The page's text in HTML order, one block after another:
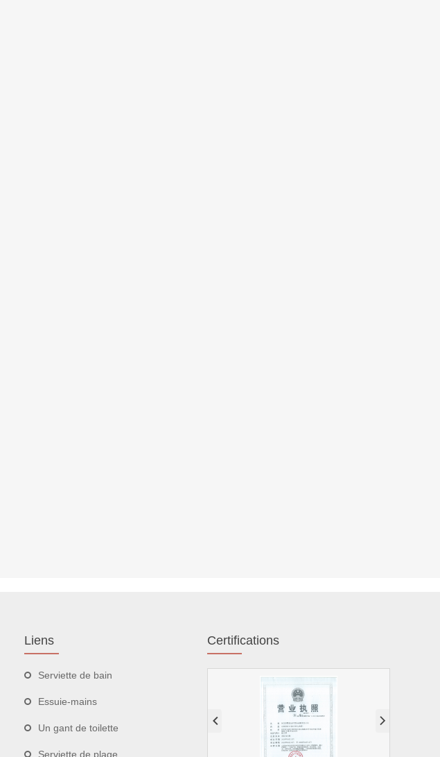
Liens
Serviette de bain
Essuie-mains
Un gant de toilette
Serviette de plage
Certifications